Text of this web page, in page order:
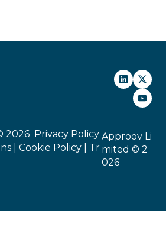
2026 Privacy Policy
| Cookie Policy
Tr
Approov Li
mited © 2
026